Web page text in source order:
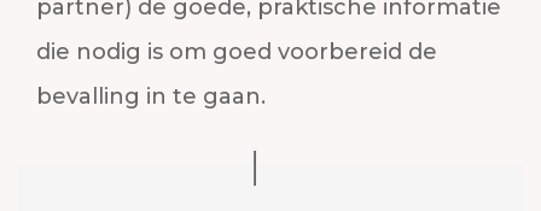
partner) de goede, praktische informatie
die nodig is om goed voorbereid de
bevalling in te gaan.